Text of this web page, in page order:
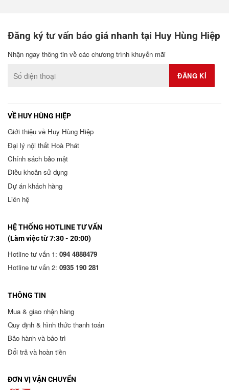
Đăng ký tư vấn báo giá nhanh tại Huy Hùng Hiệp
Nhận ngay thông tin về các chương trình khuyến mãi
VỀ HUY HÙNG HIỆP
Giới thiệu về Huy Hùng Hiệp
Đại lý nội thất Hoà Phát
Chính sách bảo mật
Điều khoản sử dụng
Dự án khách hàng
Liên hệ
HỆ THỐNG HOTLINE TƯ VẤN
(Làm việc từ 7:30 - 20:00)
Hotline tư vấn 1: 094 4888479
Hotline tư vấn 2: 0935 190 281
THÔNG TIN
Mua & giao nhận hàng
Quy định & hình thức thanh toán
Bảo hành và bảo trì
Đổi trả và hoàn tiền
ĐƠN VỊ VẬN CHUYỂN